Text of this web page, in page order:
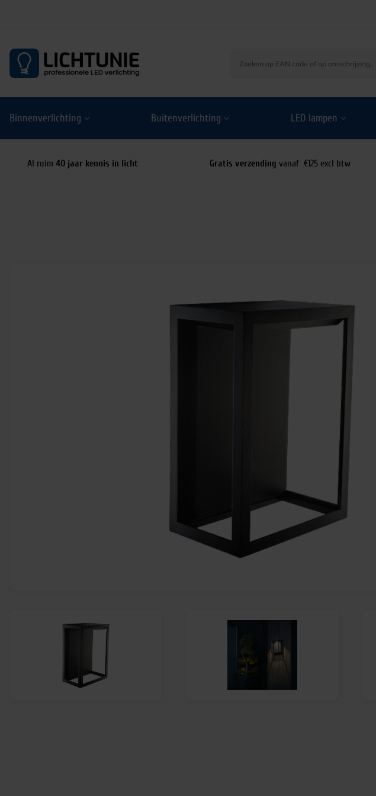
Binnenverlichting Buitenverlichting LED lampen
Al ruim 40 jaar kennis in licht Gratis verzending vanaf €125 excl btw